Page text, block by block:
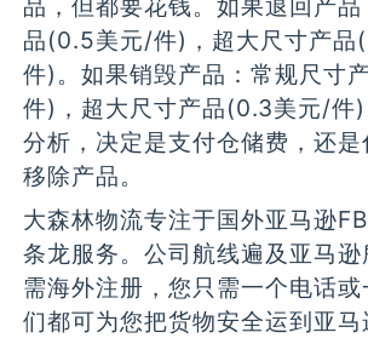
品，但都要花钱。如果退回产
品(0.5美元/件)，超大尺寸产
件)。如果销毁产品：常规尺寸
件)，超大尺寸产品(0.3美元/件
分析，决定是支付仓储费，还是
移除产品。
大森林物流专注于国外亚马逊
条龙服务。公司航线遍及亚马
需海外注册，您只需一个电话
们都可为您把货物安全运到亚